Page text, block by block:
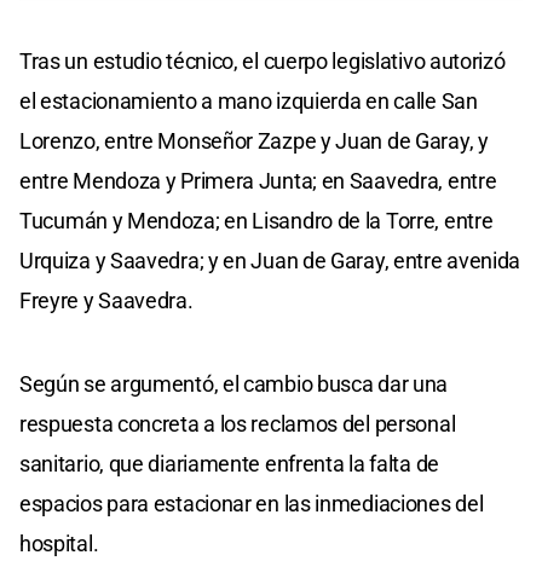
Tras un estudio técnico, el cuerpo legislativo autorizó
el estacionamiento a mano izquierda en calle San
Lorenzo, entre Monseñor Zazpe y Juan de Garay, y
entre Mendoza y Primera Junta; en Saavedra, entre
Tucumán y Mendoza; en Lisandro de la Torre, entre
Urquiza y Saavedra; y en Juan de Garay, entre avenida
Freyre y Saavedra.
Según se argumentó, el cambio busca dar una
respuesta concreta a los reclamos del personal
sanitario, que diariamente enfrenta la falta de
espacios para estacionar en las inmediaciones del
hospital.